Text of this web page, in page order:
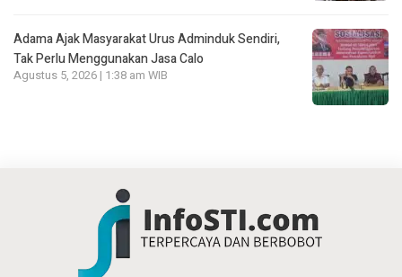
Adama Ajak Masyarakat Urus Adminduk Sendiri,
Tak Perlu Menggunakan Jasa Calo
Agustus 5, 2026 | 1:38 am WIB